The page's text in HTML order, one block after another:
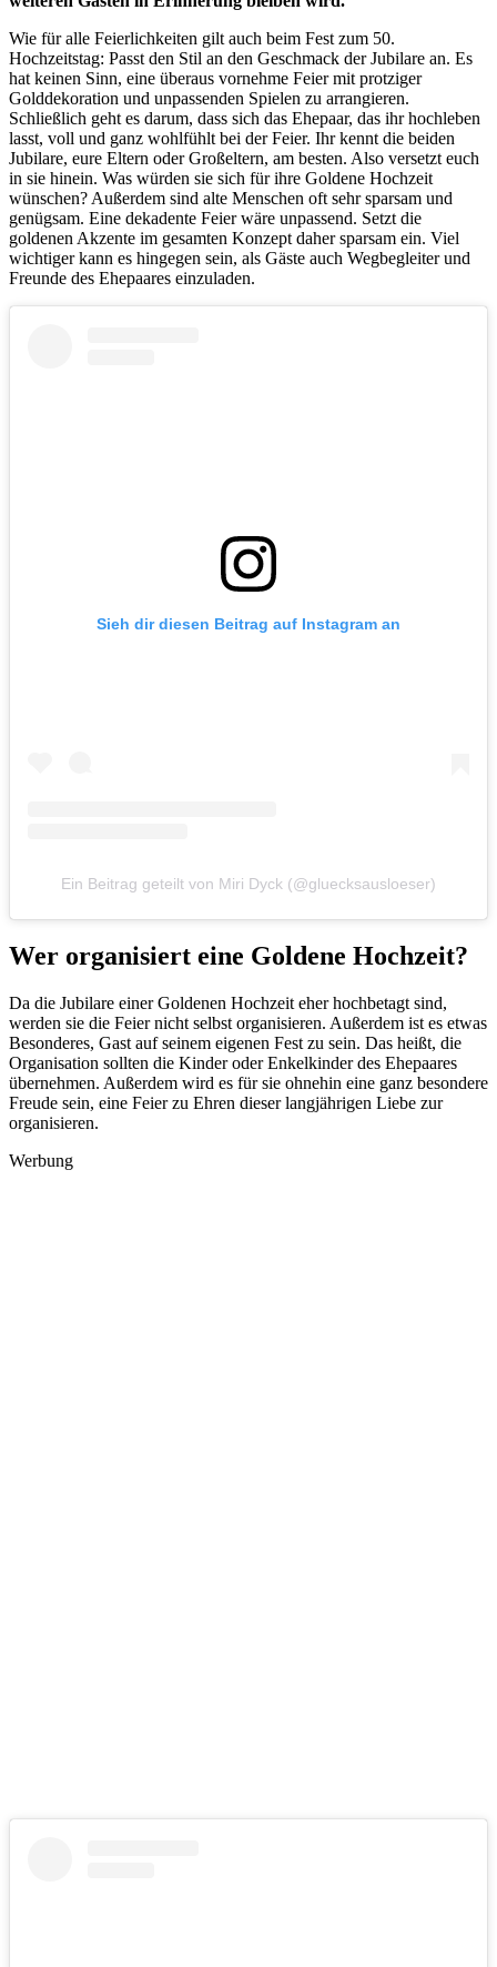
Wie für alle Feierlichkeiten gilt auch beim Fest zum 50.
Hochzeitstag: Passt den Stil an den Geschmack der Jubilare an. Es
hat keinen Sinn, eine überaus vornehme Feier mit protziger
Golddekoration und unpassenden Spielen zu arrangieren.
Schließlich geht es darum, dass sich das Ehepaar, das ihr hochleben
lasst, voll und ganz wohlfühlt bei der Feier. Ihr kennt die beiden
Jubilare, eure Eltern oder Großeltern, am besten. Also versetzt euch
in sie hinein. Was würden sie sich für ihre Goldene Hochzeit
wünschen? Außerdem sind alte Menschen oft sehr sparsam und
genügsam. Eine dekadente Feier wäre unpassend. Setzt die
goldenen Akzente im gesamten Konzept daher sparsam ein. Viel
wichtiger kann es hingegen sein, als Gäste auch Wegbegleiter und
Freunde des Ehepaares einzuladen.
Sieh dir diesen Beitrag auf Instagram an
Ein Beitrag geteilt von Miri Dyck (@gluecksausloeser)
Wer organisiert eine Goldene Hochzeit?
Da die Jubilare einer Goldenen Hochzeit eher hochbetagt sind,
werden sie die Feier nicht selbst organisieren. Außerdem ist es etwas
Besonderes, Gast auf seinem eigenen Fest zu sein. Das heißt, die
Organisation sollten die Kinder oder Enkelkinder des Ehepaares
übernehmen. Außerdem wird es für sie ohnehin eine ganz besondere
Freude sein, eine Feier zu Ehren dieser langjährigen Liebe zur
organisieren.
Werbung